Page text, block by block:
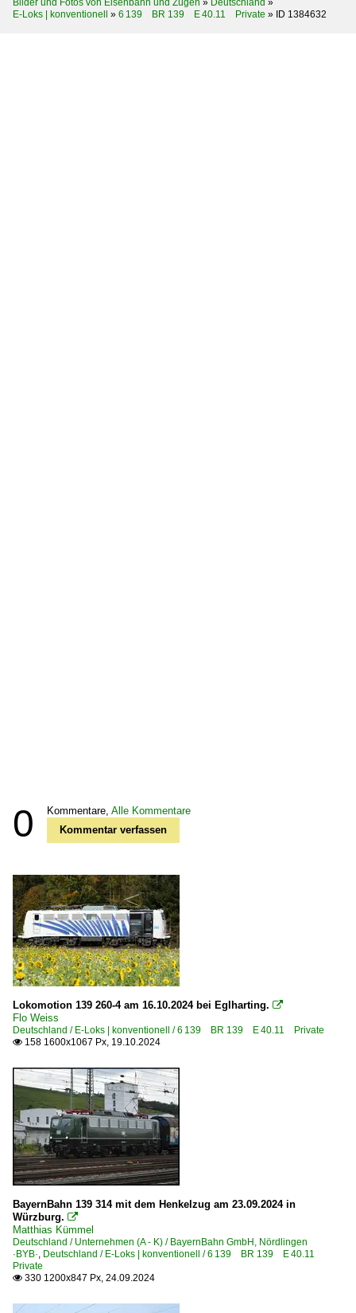
Bilder und Fotos von Eisenbahn und Zügen » Deutschland »
E-Loks | konventionell
» 6 139 BR 139 E 40.11 Private » ID 1384632
0 Kommentare, Alle Kommentare
Kommentar verfassen
Lokomotion 139 260-4 am 16.10.2024 bei Eglharting. 
Flo Weiss
Deutschland / E-Loks | konventionell / 6 139 BR 139 E 40.11 Private
 158 1600x1067 Px, 19.10.2024
BayernBahn 139 314 mit dem Henkelzug am 23.09.2024 in
Würzburg. 
Matthias Kümmel
Deutschland / Unternehmen (A - K) / BayernBahn GmbH, Nördlingen
·BYB·, Deutschland / E-Loks | konventionell / 6 139 BR 139 E 40.11
Private
 330 1200x847 Px, 24.09.2024